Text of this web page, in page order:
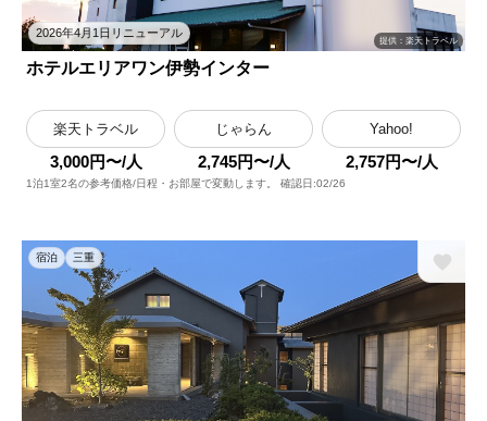
2026年4月1日リニューアル
提供：楽天トラベル
ホテルエリアワン伊勢インター
楽天トラベル
3,000円〜/人
じゃらん
2,745円〜/人
Yahoo!
2,757円〜/人
1泊1室2名の参考価格/日程・お部屋で変動します。 確認日:02/26
宿泊 三重